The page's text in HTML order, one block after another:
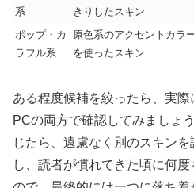
系
きりしたスキン
ポップ・カ
ラフル系
原色系のアクセントカラ
を使ったスキン
ある程度候補を絞ったら、実
PCの両方で確認してみましょ
じたら、遠慮なく別のスキン
し、読者が慣れてきた頃に何